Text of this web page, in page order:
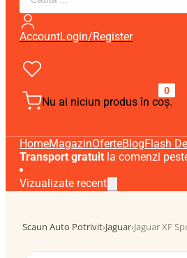
AccountLogin/Register
0
Nu ai niciun produs în coș.
HomeMagazinOferteBlogFlash
Transport gratuit la comenzi
Vizualizate recent
Scaun Auto Potrivit›Jaguar›Jaguar XF